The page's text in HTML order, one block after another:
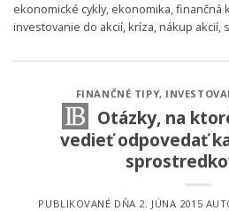
ekonomické cykly, ekonomika,finančná
investovanie do akcií,kríza,nákup akcií,
FINANČNÉ TIPY,
Otázky, na
vedieť odpovedať
PUBLIKOVANÉ DŇA 2. JÚNA 2015